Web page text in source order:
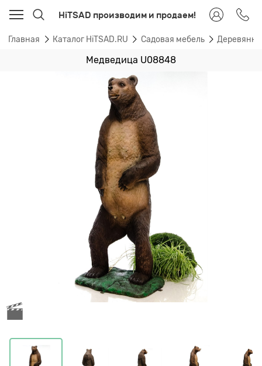
HiTSAD производим и продаем!
Главная Каталог HiTSAD.RU Садовая мебель
Медведица U08848